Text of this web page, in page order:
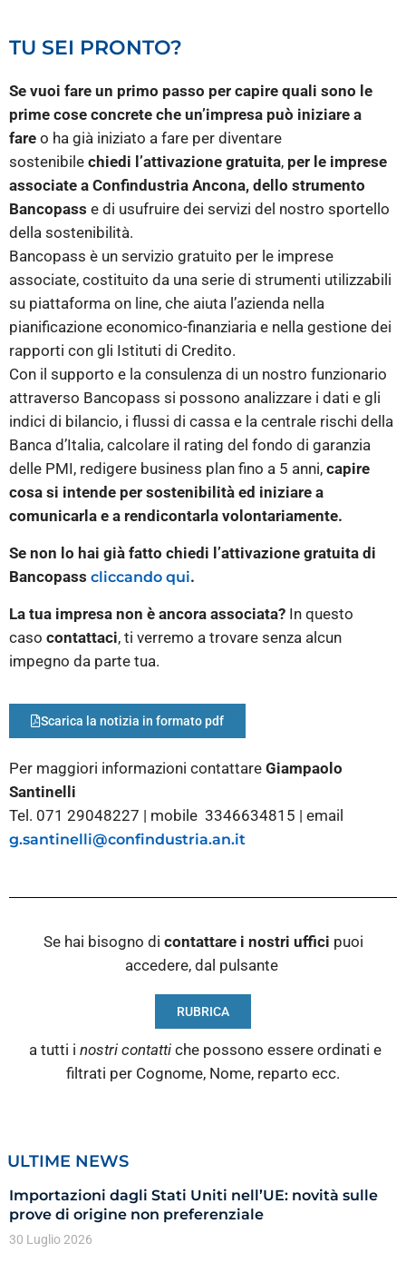
TU SEI PRONTO?
Se vuoi fare un primo passo per capire quali sono le
prime cose concrete che un’impresa può iniziare a
fare o ha già iniziato a fare per diventare
sostenibile chiedi l’attivazione gratuita, per le imprese
associate a Confindustria Ancona, dello strumento
Bancopass e di usufruire dei servizi del nostro sportello
della sostenibilità.
Bancopass è un servizio gratuito per le imprese
associate, costituito da una serie di strumenti utilizzabili
su piattaforma on line, che aiuta l’azienda nella
pianificazione economico-finanziaria e nella gestione dei
rapporti con gli Istituti di Credito.
Con il supporto e la consulenza di un nostro funzionario
attraverso Bancopass si possono analizzare i dati e gli
indici di bilancio, i flussi di cassa e la centrale rischi della
Banca d’Italia, calcolare il rating del fondo di garanzia
delle PMI, redigere business plan fino a 5 anni, capire
cosa si intende per sostenibilità ed iniziare a
comunicarla e a rendicontarla volontariamente.
Se non lo hai già fatto chiedi l’attivazione gratuita di
Bancopass cliccando qui.
La tua impresa non è ancora associata? In questo
caso contattaci, ti verremo a trovare senza alcun
impegno da parte tua.
Scarica la notizia in formato pdf
Per maggiori informazioni contattare Giampaolo
Santinelli
Tel. 071 29048227 | mobile 3346634815 | email
g.santinelli@confindustria.an.it
Se hai bisogno di contattare i nostri uffici puoi
accedere, dal pulsante
RUBRICA
a tutti i nostri contatti che possono essere ordinati e
filtrati per Cognome, Nome, reparto ecc.
ULTIME NEWS
Importazioni dagli Stati Uniti nell’UE: novità sulle
prove di origine non preferenziale
30 Luglio 2026